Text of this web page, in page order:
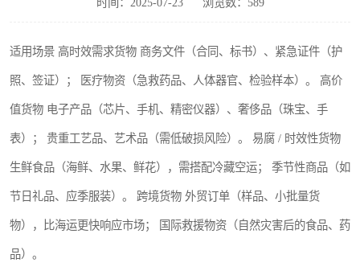
适用场景 高时效需求货物 商务文件（合同、标书）、紧急证件（护
照、签证）； 医疗物资（急救药品、人体器官、检验样本）。 高价
值货物 电子产品（芯片、手机、精密仪器）、奢侈品（珠宝、手
表）； 贵重工艺品、艺术品（需低破损风险）。 易腐 / 时效性货物
生鲜食品（海鲜、水果、鲜花），需搭配冷藏空运； 季节性商品（如
节日礼品、应季服装）。 跨境货物 外贸订单（样品、小批量货
物），比海运更快响应市场； 国际救援物资（自然灾害后的食品、药
品）。